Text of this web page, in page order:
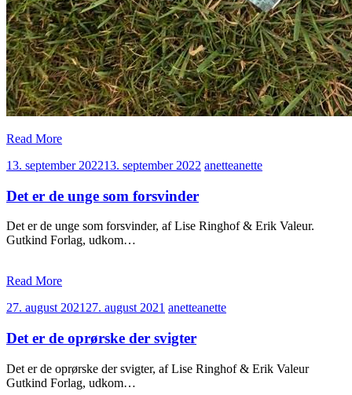
Read More
13. september 202213. september 2022 anetteanette
Det er de unge som forsvinder
Det er de unge som forsvinder, af Lise Ringhof & Erik Valeur.
Gutkind Forlag, udkom…
Read More
27. august 202127. august 2021 anetteanette
Det er de oprørske der svigter
Det er de oprørske der svigter, af Lise Ringhof & Erik Valeur
Gutkind Forlag, udkom…